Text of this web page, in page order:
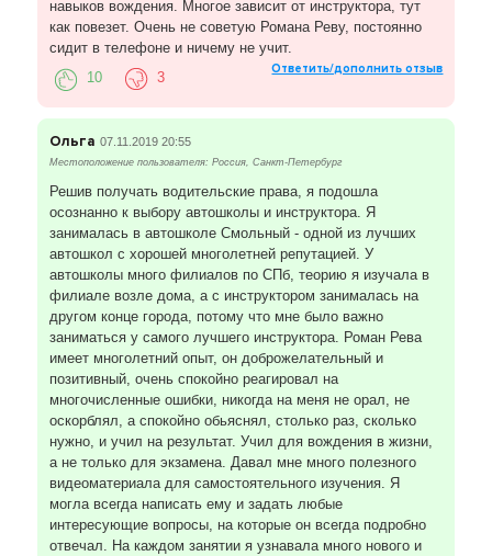
навыков вождения. Многое зависит от инструктора, тут
как повезет. Очень не советую Романа Реву, постоянно
сидит в телефоне и ничему не учит.
Ответить/дополнить отзыв
10 3
Ольга 07.11.2019 20:55
Местоположение пользователя: Россия, Санкт-Петербург
Решив получать водительские права, я подошла
осознанно к выбору автошколы и инструктора. Я
занималась в автошколе Смольный - одной из лучших
автошкол с хорошей многолетней репутацией. У
автошколы много филиалов по СПб, теорию я изучала в
филиале возле дома, а с инструктором занималась на
другом конце города, потому что мне было важно
заниматься у самого лучшего инструктора. Роман Рева
имеет многолетний опыт, он доброжелательный и
позитивный, очень спокойно реагировал на
многочисленные ошибки, никогда на меня не орал, не
оскорблял, а спокойно обьяснял, столько раз, сколько
нужно, и учил на результат. Учил для вождения в жизни,
а не только для экзамена. Давал мне много полезного
видеоматериала для самостоятельного изучения. Я
могла всегда написать ему и задать любые
интересующие вопросы, на которые он всегда подробно
отвечал. На каждом занятии я узнавала много нового и